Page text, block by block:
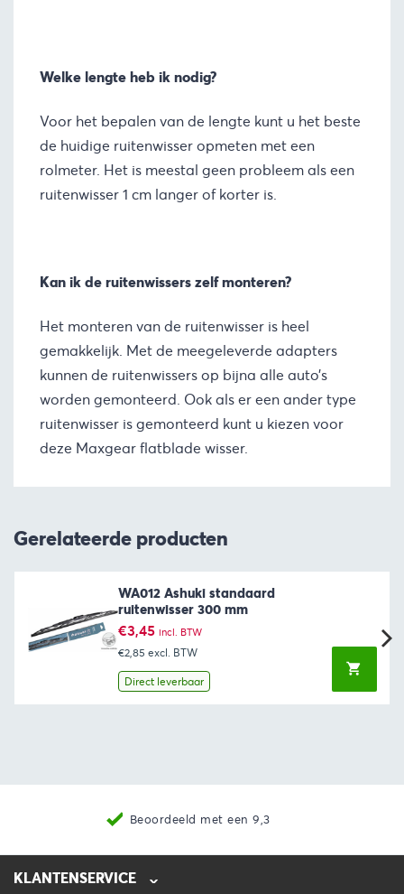
Welke lengte heb ik nodig?
Voor het bepalen van de lengte kunt u het beste
de huidige ruitenwisser opmeten met een
rolmeter. Het is meestal geen probleem als een
ruitenwisser 1 cm langer of korter is.
Kan ik de ruitenwissers zelf monteren?
Het monteren van de ruitenwisser is heel
gemakkelijk. Met de meegeleverde adapters
kunnen de ruitenwissers op bijna alle auto’s
worden gemonteerd. Ook als er een ander type
ruitenwisser is gemonteerd kunt u kiezen voor
deze Maxgear flatblade wisser.
Gerelateerde producten
WA012 Ashuki standaard
ruitenwisser 300 mm
€3,45 incl. BTW
€2,85 excl. BTW
Direct leverbaar
Beoordeeld met een 9,3
KLANTENSERVICE